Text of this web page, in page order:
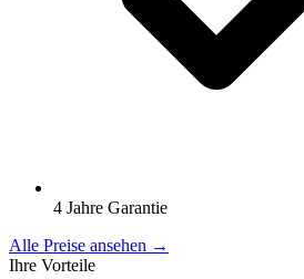
4 Jahre Garantie
Alle Preise ansehen →
Ihre Vorteile